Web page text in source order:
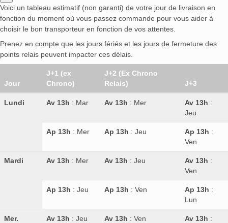
Voici un tableau estimatif (non garanti) de votre jour de livraison en
fonction du moment où vous passez commande pour vous aider à
choisir le bon transporteur en fonction de vos attentes.
Prenez en compte que les jours fériés et les jours de fermeture des
points relais peuvent impacter ces délais.
Jour
J+1 (ex
Chrono)
J+2 (Ex Chrono
Relais)
J+3
Lundi Av 13h : Mar Av 13h : Mer Av 13h :
Jeu
Ap 13h : Mer Ap 13h : Jeu Ap 13h :
Ven
Mardi Av 13h : Mer Av 13h : Jeu Av 13h :
Ven
Ap 13h : Jeu Ap 13h : Ven Ap 13h :
Lun
Mer. Av 13h : Jeu Av 13h : Ven Av 13h :